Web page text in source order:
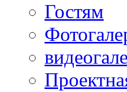
Гостям